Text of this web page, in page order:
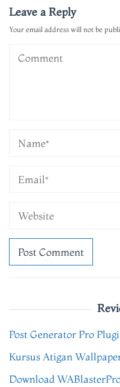
Leave a Reply
Your email address will not be
Post Generator Pro
Kursus Atigan
Download